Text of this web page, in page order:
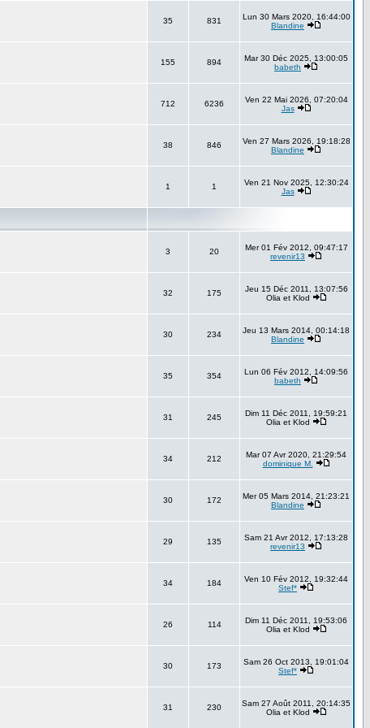
35 831
Lun 30 Mars 2020, 16:44:00
Blandine
155 894
Mar 30 Déc 2025, 13:00:05
babeth
712 6236
Ven 22 Mai 2026, 07:20:04
Jas
38 846
Ven 27 Mars 2026, 19:18:28
Blandine
1 1
Ven 21 Nov 2025, 12:30:24
Jas
3 20
Mer 01 Fév 2012, 09:47:17
revenir13
32 175
Jeu 15 Déc 2011, 13:07:56
Olia et Klod
30 234
Jeu 13 Mars 2014, 00:14:18
Blandine
35 354
Lun 06 Fév 2012, 14:09:56
babeth
31 245
Dim 11 Déc 2011, 19:59:21
Olia et Klod
34 212
Mar 07 Avr 2020, 21:29:54
dominique M.
30 172
Mer 05 Mars 2014, 21:23:21
Blandine
29 135
Sam 21 Avr 2012, 17:13:28
revenir13
34 184
Ven 10 Fév 2012, 19:32:44
Stef*
26 114
Dim 11 Déc 2011, 19:53:06
Olia et Klod
30 173
Sam 26 Oct 2013, 19:01:04
Stef*
31 230
Sam 27 Août 2011, 20:14:35
Olia et Klod